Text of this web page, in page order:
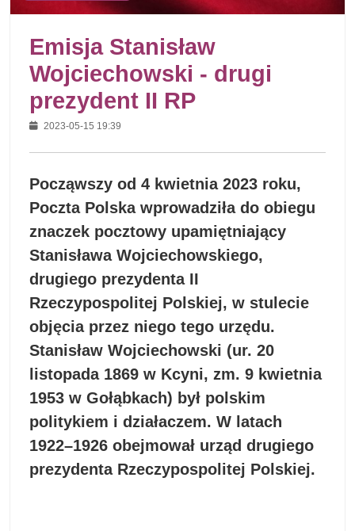
Emisja Stanisław
Wojciechowski - drugi
prezydent II RP
2023-05-15 19:39
Począwszy od 4 kwietnia 2023 roku,
Poczta Polska wprowadziła do obiegu
znaczek pocztowy upamiętniający
Stanisława Wojciechowskiego,
drugiego prezydenta II
Rzeczypospolitej Polskiej, w stulecie
objęcia przez niego tego urzędu.
Stanisław Wojciechowski (ur. 20
listopada 1869 w Kcyni, zm. 9 kwietnia
1953 w Gołąbkach) był polskim
politykiem i działaczem. W latach
1922–1926 obejmował urząd drugiego
prezydenta Rzeczypospolitej Polskiej.